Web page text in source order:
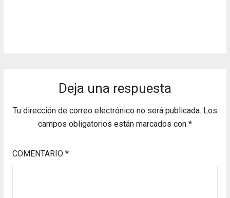
Deja una respuesta
Tu dirección de correo electrónico no será publicada. Los
campos obligatorios están marcados con *
COMENTARIO*